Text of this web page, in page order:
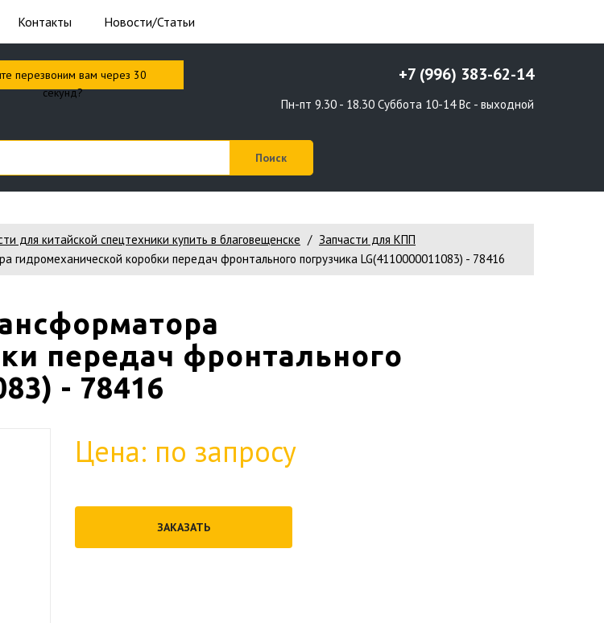
Контакты Новости/Статьи
перезвоним вам через 30
секунд?
+7 (996) 383-62-14
Пн-пт 9.30 - 18.30 Суббота 10-14 Вс - выходной
для китайской спецтехники купить в благовещенске
Запчасти для КПП
гидромеханической коробки передач фронтального погрузчика LG(4110000011083) - 78416
передач фронтального
- 78416
Цена: по запросу
ЗАКАЗАТЬ